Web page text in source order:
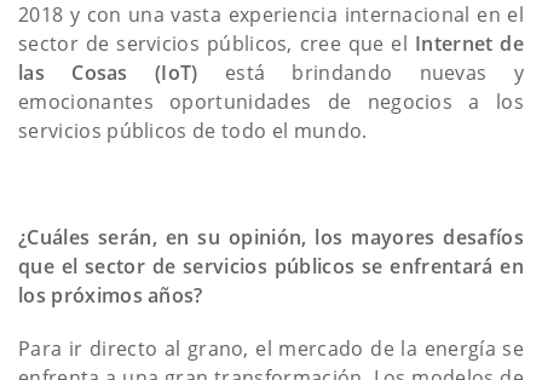
2018 y con una vasta experiencia internacional en el
sector de servicios públicos, cree que el Internet de
las Cosas (IoT) está brindando nuevas y
emocionantes oportunidades de negocios a los
servicios públicos de todo el mundo.
¿Cuáles serán, en su opinión, los mayores desafíos
que el sector de servicios públicos se enfrentará en
los próximos años?
Para ir directo al grano, el mercado de la energía se